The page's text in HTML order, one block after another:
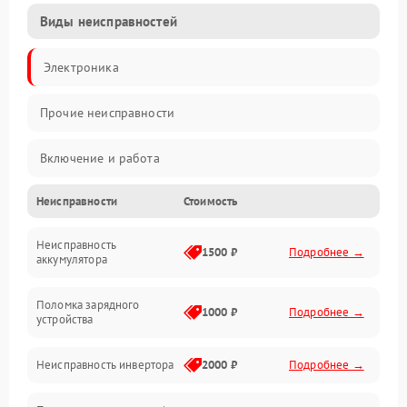
Виды неисправностей
Электроника
Прочие неисправности
Включение и работа
Работа с нагрузкой
Звук и индикация
Неисправности Стоимость
Неисправность
аккумулятора
1500 ₽ Подробнее →
Поломка зарядного
устройства
1000 ₽ Подробнее →
Неисправность инвертора 2000 ₽ Подробнее →